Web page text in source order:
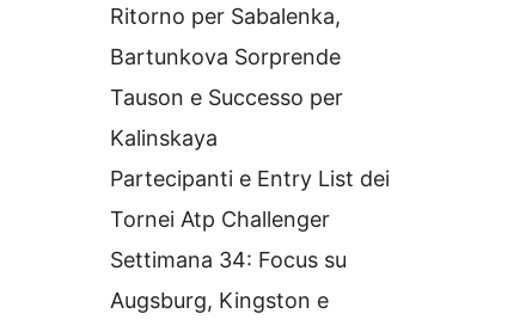
Ritorno per Sabalenka,
Bartunkova Sorprende
Tauson e Successo per
Kalinskaya
Partecipanti e Entry List dei
Tornei Atp Challenger
Settimana 34: Focus su
Augsburg, Kingston e